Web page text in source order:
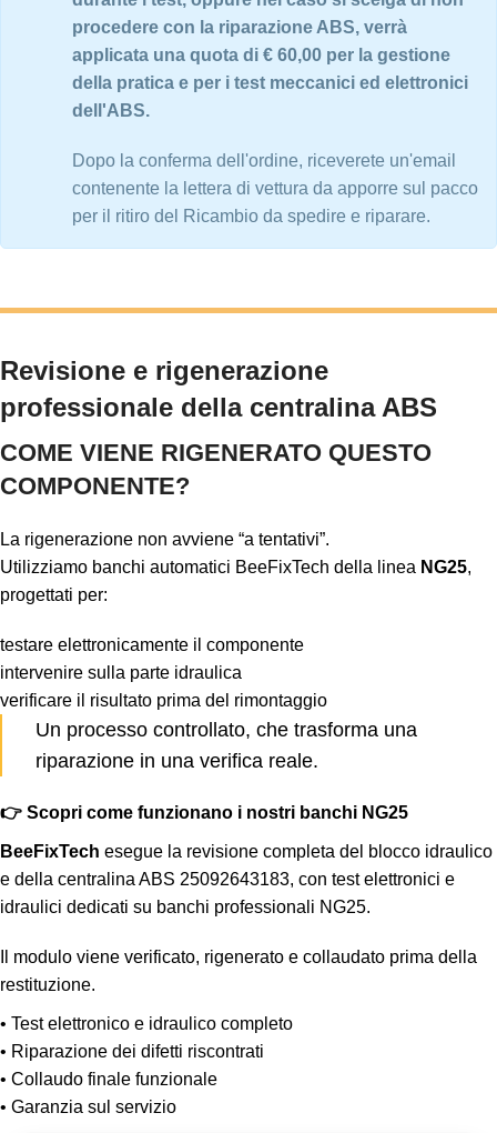
procedere con la riparazione ABS, verrà
applicata una quota di € 60,00 per la gestione
della pratica e per i test meccanici ed elettronici
dell'ABS.
Dopo la conferma dell'ordine, riceverete un'email
contenente la lettera di vettura da apporre sul pacco
per il ritiro del Ricambio da spedire e riparare.
Revisione e rigenerazione
professionale della centralina ABS
COME VIENE RIGENERATO QUESTO
COMPONENTE?
La rigenerazione non avviene “a tentativi”.
Utilizziamo banchi automatici BeeFixTech della linea NG25,
progettati per:
testare elettronicamente il componente
intervenire sulla parte idraulica
verificare il risultato prima del rimontaggio
Un processo controllato, che trasforma una
riparazione in una verifica reale.
👉 Scopri come funzionano i nostri banchi NG25
BeeFixTech esegue la revisione completa del blocco idraulico
e della centralina ABS 25092643183, con test elettronici e
idraulici dedicati su banchi professionali NG25.
Il modulo viene verificato, rigenerato e collaudato prima della
restituzione.
• Test elettronico e idraulico completo
• Riparazione dei difetti riscontrati
• Collaudo finale funzionale
• Garanzia sul servizio